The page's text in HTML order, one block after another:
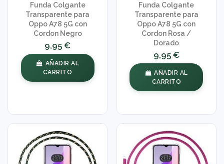
Funda Colgante
Transparente para
Oppo A78 5G con
Cordon Negro
9,95 €
AÑADIR AL
CARRITO
Funda Colgante
Transparente para
Oppo A78 5G con
Cordon Rosa /
Dorado
9,95 €
AÑADIR AL
CARRITO